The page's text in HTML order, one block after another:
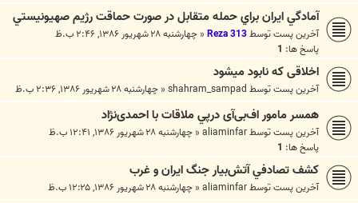
آمادگي ايران براي حمله متقابل در صورت حماقت رژيم صهيونيستي
آخرین پست توسطReza 313
« چهارشنبه ۲۸ شهریور ۱۳۸۶, ۲:۴۶ ب.ظ
پاسخ ها: 1
اخلاقی که نابود میشود
آخرین پست توسطshahram_sampad
« چهارشنبه ۲۸ شهریور ۱۳۸۶, ۲:۳۶ ب.ظ
همسر مامور اف‌بی‌آی درپي ملاقات با احمدی‌نژاد
آخرین پست توسطaliaminfar
« چهارشنبه ۲۸ شهریور ۱۳۸۶, ۱۲:۴۱ ب.ظ
پاسخ ها: 1
کشف تصادفي آتش‌بيار جنگ ايران و غرب
آخرین پست توسطaliaminfar
« چهارشنبه ۲۸ شهریور ۱۳۸۶, ۱۲:۲۵ ب.ظ